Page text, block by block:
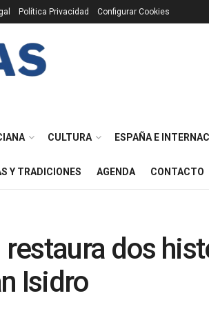
Política Privacidad Configurar Cookies
CULTURA ESPAÑA E
Y TRADICIONES AGENDA CONTACTO
restaura dos
Isidro